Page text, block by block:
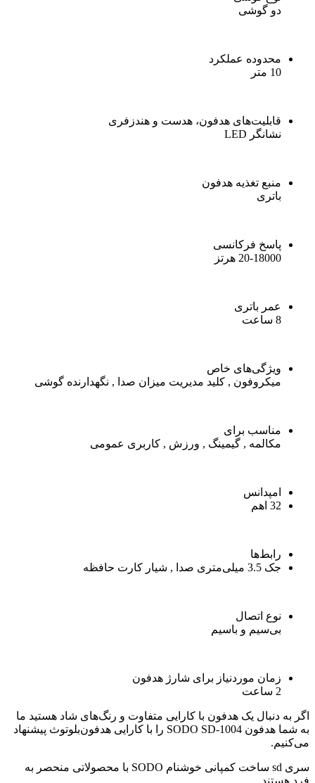
دو گوشی
محدوده عملکرد
10 متر
قابلیت‌های هدفون، هدست و هندزفری
نشانگر LED
منبع تغذیه هدفون
باتری
پاسخ فرکانسی
20-18000 هرتز
عمر باتری
8 ساعت
ویژگی‌های خاص
میکروفون , کلید مدیریت میزان صدا , نگهدارنده گوشی
مناسب برای
مکالمه , گیمینگ , ورزش , کاربری عمومی
امپدانس
32 اهم
رابط‌ها
جک 3.5 میلی‌متری صدا , شیار کارت حافظه
نوع اتصال
بی‌سیم و باسیم
زمان موردنیاز برای شارژ هدفون
2 ساعت
اگر به دنبال یک هدفون با کارایی متفاوت و رنگ‌های شاد هستید ما
به شما هدفون SODO SD-1004 را با کارایی هدفون‌بلوتوث پیشنهاد
می‌کنیم.
سری sd ساخت کمپانی خوشنام SODO با محصولاتی منحصر به
فرد هستند.